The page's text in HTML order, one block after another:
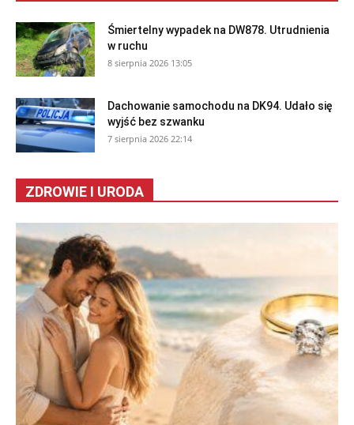
Śmiertelny wypadek na DW878. Utrudnienia
w ruchu
8 sierpnia 2026 13:05
Dachowanie samochodu na DK94. Udało się
wyjść bez szwanku
7 sierpnia 2026 22:14
ZDROWIE I URODA